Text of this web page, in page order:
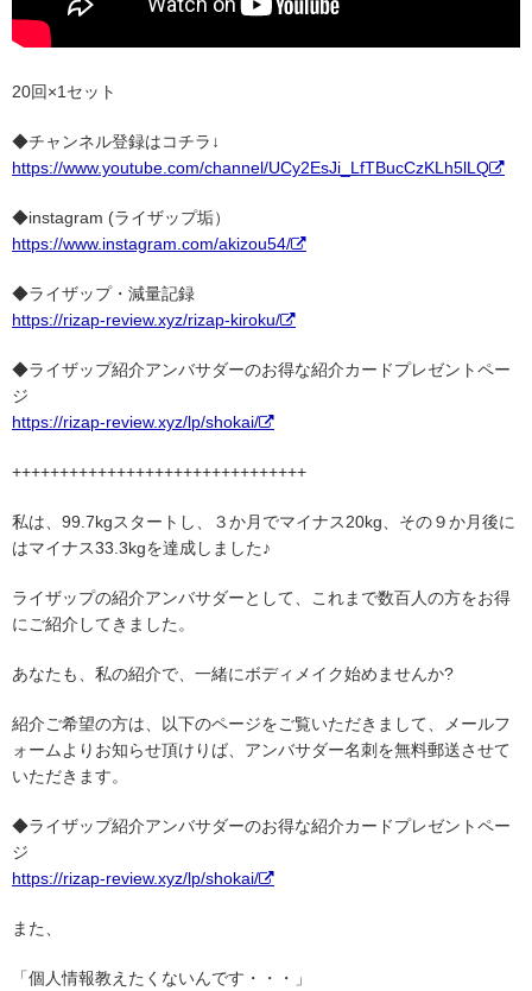
20回×1セット
◆チャンネル登録はコチラ↓
https://www.youtube.com/channel/UCy2EsJi_LfTBucCzKLh5lLQ
◆instagram (ライザップ垢）
https://www.instagram.com/akizou54/
◆ライザップ・減量記録
https://rizap-review.xyz/rizap-kiroku/
◆ライザップ紹介アンバサダーのお得な紹介カードプレゼントペー
ジ
https://rizap-review.xyz/lp/shokai/
+++++++++++++++++++++++++++++++
私は、99.7kgスタートし、３か月でマイナス20kg、その９か月後に
はマイナス33.3kgを達成しました♪
ライザップの紹介アンバサダーとして、これまで数百人の方をお得
にご紹介してきました。
あなたも、私の紹介で、一緒にボディメイク始めませんか?
紹介ご希望の方は、以下のページをご覧いただきまして、メールフ
ォームよりお知らせ頂けりば、アンバサダー名刺を無料郵送させて
いただきます。
◆ライザップ紹介アンバサダーのお得な紹介カードプレゼントペー
ジ
https://rizap-review.xyz/lp/shokai/
また、
「個人情報教えたくないんです・・・」